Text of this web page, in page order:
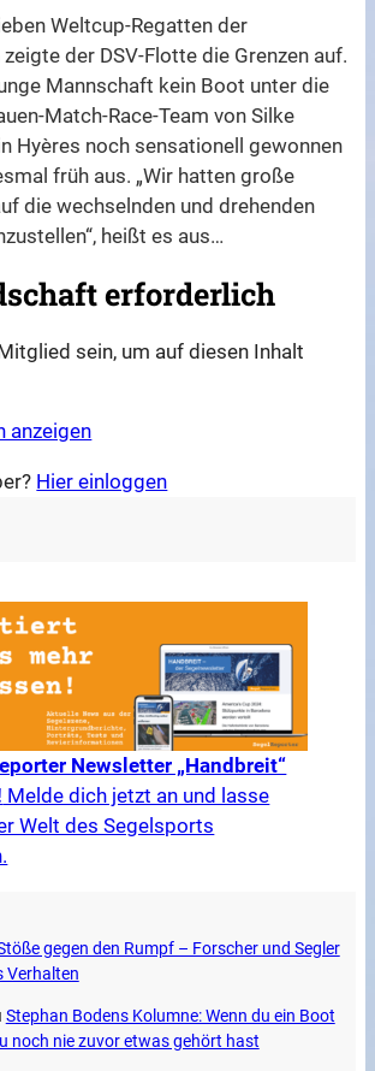
Weltcup-Regatten der
der DSV-Flotte die Grenzen auf.
Mannschaft kein Boot unter die
Match-Race-Team von Silke
Hyères noch sensationell gewonnen
früh aus. „Wir hatten große
die wechselnden und drehenden
heißt es aus…
erforderlich
sein, um auf diesen Inhalt
anzeigen
Hier einloggen
Newsletter „Handbreit“
Melde dich jetzt an und lasse
Welt des Segelsports
gegen den Rumpf – Forscher und Segler
Verhalten
Stephan Bodens Kolumne: Wenn du ein Boot
noch nie zuvor etwas gehört hast